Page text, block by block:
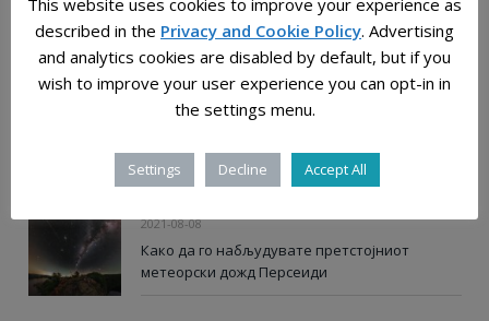
2025-12-28
Растојанијата во универзумот: човечката
мерка на бескрајот
2024-06-21
на темното небо
2021-08-08
Како да го набљудувате претстојниот
метеорски дожд Персеиди
This website uses cookies to improve your experience as
described in the Privacy and Cookie Policy. Advertising
and analytics cookies are disabled by default, but if you
wish to improve your user experience you can opt-in in
the settings menu.
Settings Decline Accept All